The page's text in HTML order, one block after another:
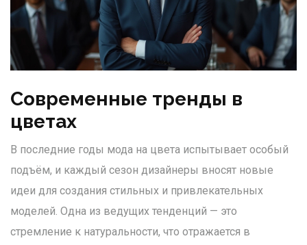
Современные тренды в
цветах
В последние годы мода на цвета испытывает особый
подъём, и каждый сезон дизайнеры вносят новые
идеи для создания стильных и привлекательных
моделей. Одна из ведущих тенденций — это
стремление к натуральности, что отражается в